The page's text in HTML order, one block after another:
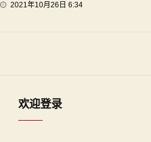
2021年10月26日 6:34
欢迎登录